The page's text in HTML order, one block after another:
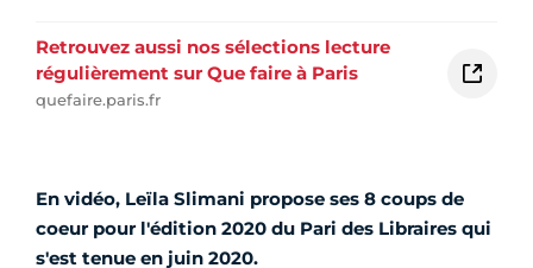
Retrouvez aussi nos sélections lecture
régulièrement sur Que faire à Paris
quefaire.paris.fr
En vidéo, Leïla Slimani propose ses 8 coups de
coeur pour l'édition 2020 du Pari des Libraires qui
s'est tenue en juin 2020.